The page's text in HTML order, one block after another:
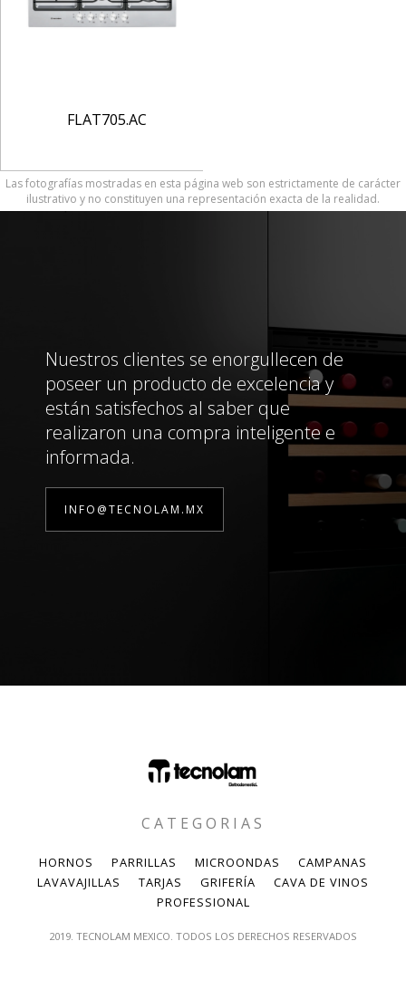
FLAT705.AC
Las fotografías mostradas en esta página web son estrictamente de carácter
ilustrativo y no constituyen una representación exacta de la realidad.
Nuestros clientes se enorgullecen de
poseer un producto de excelencia y
están satisfechos al saber que
realizaron una compra inteligente e
informada.
INFO@TECNOLAM.MX
CATEGORIAS
HORNOS PARRILLAS MICROONDAS
CAMPANAS
LAVAVAJILLAS
TARJAS GRIFERÍA
CAVA DE VINOS
PROFESSIONAL
2019. TECNOLAM MEXICO. TODOS LOS DERECHOS RESERVADOS